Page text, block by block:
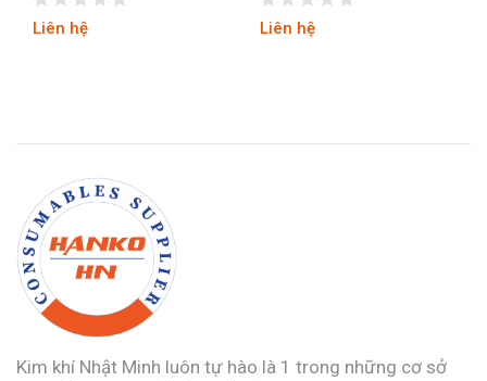
Liên hệ Liên hệ
Kim khí Nhật Minh luôn tự hào là 1 trong những cơ sở